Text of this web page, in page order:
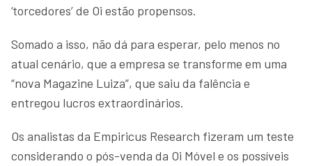
‘torcedores’ de Oi estão propensos.
Somado a isso, não dá para esperar, pelo menos no
atual cenário, que a empresa se transforme em uma
“nova Magazine Luiza”, que saiu da falência e
entregou lucros extraordinários.
Os analistas da Empiricus Research fizeram um teste
considerando o pós-venda da Oi Móvel e os possíveis